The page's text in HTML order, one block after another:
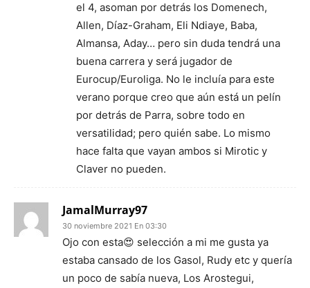
el 4, asoman por detrás los Domenech,
Allen, Díaz-Graham, Eli Ndiaye, Baba,
Almansa, Aday… pero sin duda tendrá una
buena carrera y será jugador de
Eurocup/Euroliga. No le incluía para este
verano porque creo que aún está un pelín
por detrás de Parra, sobre todo en
versatilidad; pero quién sabe. Lo mismo
hace falta que vayan ambos si Mirotic y
Claver no pueden.
JamalMurray97
30 noviembre 2021 En 03:30
Ojo con esta😍 selección a mi me gusta ya
estaba cansado de los Gasol, Rudy etc y quería
un poco de sabía nueva, Los Arostegui,